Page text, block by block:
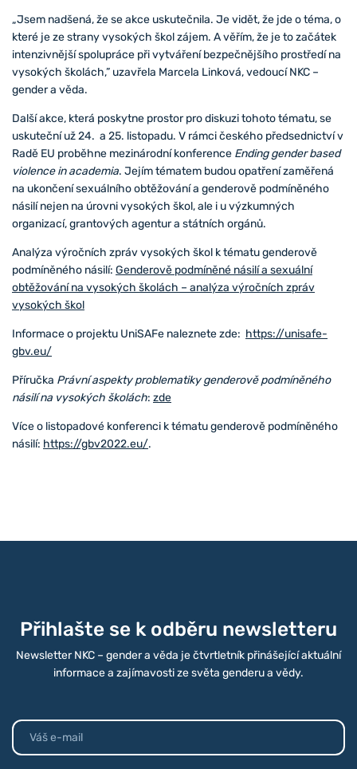
„Jsem nadšená, že se akce uskutečnila. Je vidět, že jde o téma, o
které je ze strany vysokých škol zájem. A věřím, že je to začátek
intenzivnější spolupráce při vytváření bezpečnějšího prostředí na
vysokých školách,” uzavřela Marcela Linková, vedoucí NKC –
gender a věda.
Další akce, která poskytne prostor pro diskuzi tohoto tématu, se
uskuteční už 24. a 25. listopadu. V rámci českého předsednictví v
Radě EU proběhne mezinárodní konference Ending gender based
violence in academia. Jejím tématem budou opatření zaměřená
na ukončení sexuálního obtěžování a genderově podmíněného
násilí nejen na úrovni vysokých škol, ale i u výzkumných
organizací, grantových agentur a státních orgánů.
Analýza výročních zpráv vysokých škol k tématu genderově
podmíněného násilí: Genderově podmíněné násilí a sexuální
obtěžování na vysokých školách – analýza výročních zpráv
vysokých škol
Informace o projektu UniSAFe naleznete zde: https://unisafe-
gbv.eu/
Příručka Právní aspekty problematiky genderově podmíněného
násilí na vysokých školách: zde
Více o listopadové konferenci k tématu genderově podmíněného
násilí: https://gbv2022.eu/.
Přihlašte se k odběru newsletteru
Newsletter NKC – gender a věda je čtvrtletník přinášející aktuální
informace a zajímavosti ze světa genderu a vědy.